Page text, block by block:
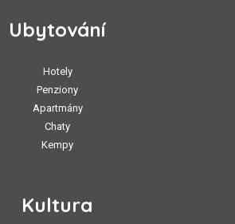
Ubytování
Hotely
Penziony
Apartmány
Chaty
Kempy
Kultura